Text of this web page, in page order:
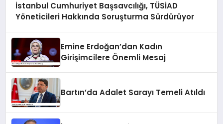
İstanbul Cumhuriyet Başsavcılığı, TÜSİAD
Yöneticileri Hakkında Soruşturma Sürdürüyor
Emine Erdoğan’dan Kadın
Girişimcilere Önemli Mesaj
Bartın’da Adalet Sarayı Temeli Atıldı